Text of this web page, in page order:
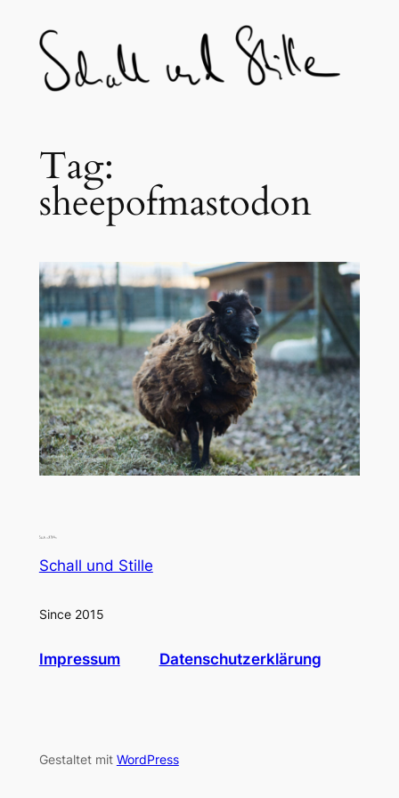
content
Tag:
sheepofmastodon
Schall und Stille
Since 2015
Impressum Datenschutzerklärung
Gestaltet mit WordPress